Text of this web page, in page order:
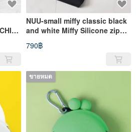
bag
NUU-small miffy classic black
and white Miffy Silicone zipper
storage bag
790฿
ขายหมด